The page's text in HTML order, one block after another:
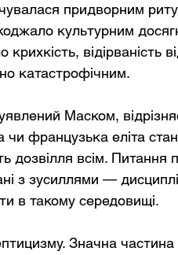
придворним
культурним
відірваність
катастрофічним.
уявлений Маском,
чи французька еліта
дозвілля всім.
з зусиллями —
в такому середовищі.
Значна